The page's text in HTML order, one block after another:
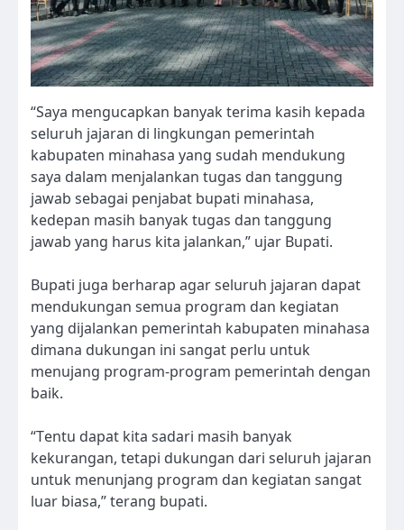
“Saya mengucapkan banyak terima kasih kepada
seluruh jajaran di lingkungan pemerintah
kabupaten minahasa yang sudah mendukung
saya dalam menjalankan tugas dan tanggung
jawab sebagai penjabat bupati minahasa,
kedepan masih banyak tugas dan tanggung
jawab yang harus kita jalankan,” ujar Bupati.
Bupati juga berharap agar seluruh jajaran dapat
mendukungan semua program dan kegiatan
yang dijalankan pemerintah kabupaten minahasa
dimana dukungan ini sangat perlu untuk
menujang program-program pemerintah dengan
baik.
“Tentu dapat kita sadari masih banyak
kekurangan, tetapi dukungan dari seluruh jajaran
untuk menunjang program dan kegiatan sangat
luar biasa,” terang bupati.